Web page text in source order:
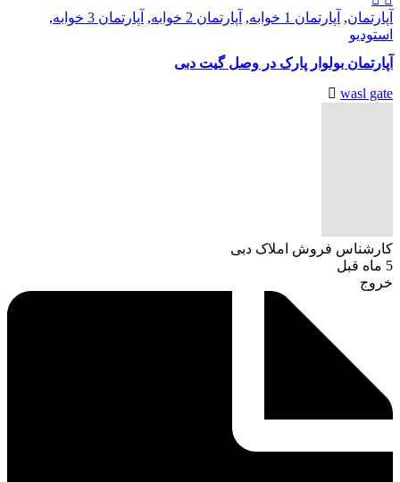
آپارتمان, آپارتمان 1 خوابه , آپارتمان 2 خوابه , آپارتمان 3 خوابه
,
استودیو
آپارتمان بولوار پارک در وصل گیت دبی
wasl gate
کارشناس فروش املاک دبی
5 ماه قبل
خروج